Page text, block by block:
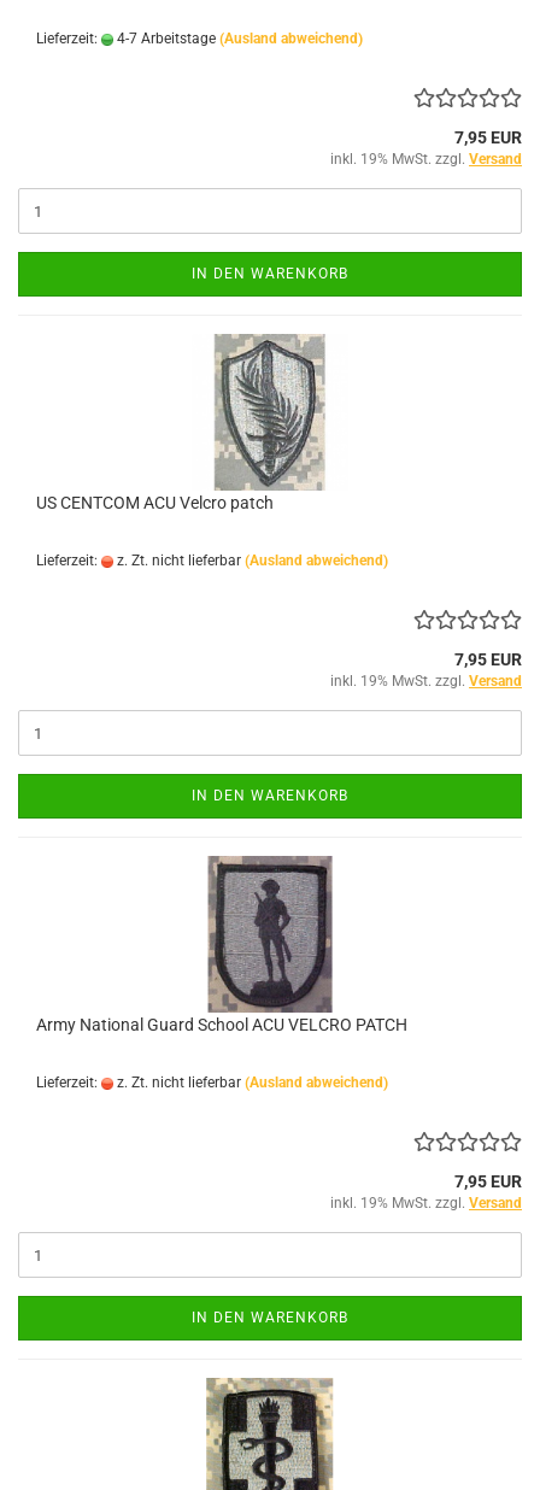
Lieferzeit: 4-7 Arbeitstage (Ausland abweichend)
7,95 EUR
inkl. 19% MwSt. zzgl. Versand
IN DEN WARENKORB
US CENTCOM ACU Velcro patch
Lieferzeit: z. Zt. nicht lieferbar (Ausland abweichend)
7,95 EUR
inkl. 19% MwSt. zzgl. Versand
IN DEN WARENKORB
Army National Guard School ACU VELCRO PATCH
Lieferzeit: z. Zt. nicht lieferbar (Ausland abweichend)
7,95 EUR
inkl. 19% MwSt. zzgl. Versand
IN DEN WARENKORB